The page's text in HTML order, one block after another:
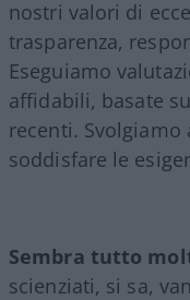
nostri valori di
trasparenza,
Eseguiamo
affidabili, basate
recenti.
soddisfare le
Sembra tutto
scienziati, si sa,